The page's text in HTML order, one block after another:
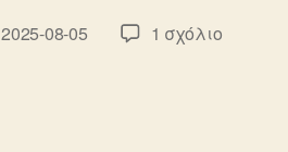
2025-08-05 1 σχόλιοστο